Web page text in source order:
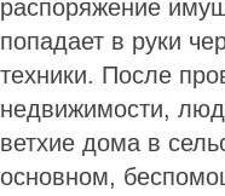
распоряжение
попадает в руки
техники. После
недвижимости,
ветхие дома в
основном,